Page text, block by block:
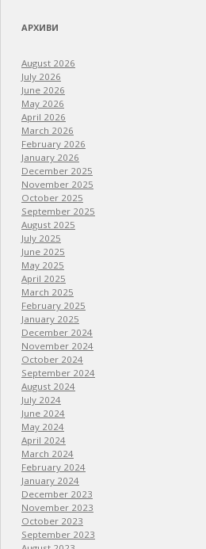
АРХИВИ
August 2026
July 2026
June 2026
May 2026
April 2026
March 2026
February 2026
January 2026
December 2025
November 2025
October 2025
September 2025
August 2025
July 2025
June 2025
May 2025
April 2025
March 2025
February 2025
January 2025
December 2024
November 2024
October 2024
September 2024
August 2024
July 2024
June 2024
May 2024
April 2024
March 2024
February 2024
January 2024
December 2023
November 2023
October 2023
September 2023